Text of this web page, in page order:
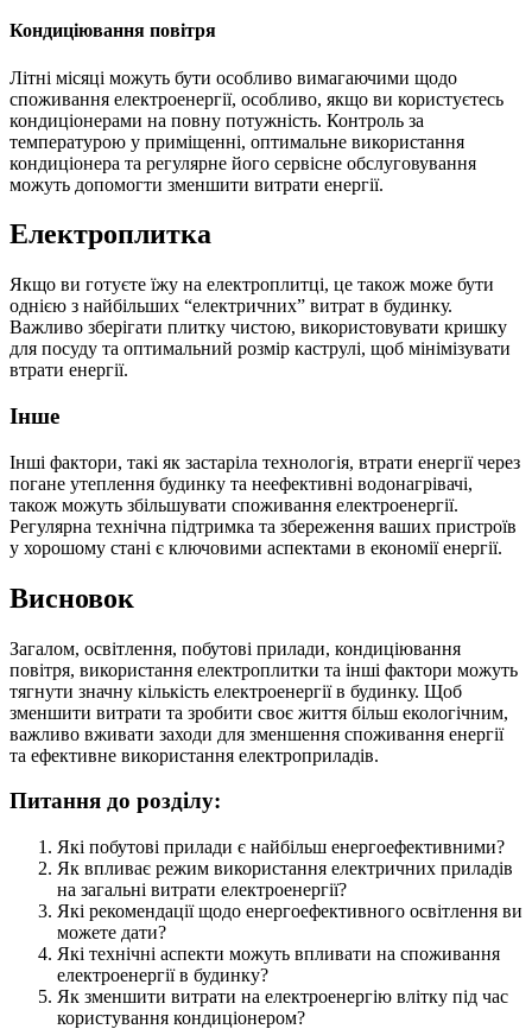
Кондиціювання повітря
Літні місяці можуть бути особливо вимагаючими щодо
споживання електроенергії, особливо, якщо ви користуєтесь
кондиціонерами на повну потужність. Контроль за
температурою у приміщенні, оптимальне використання
кондиціонера та регулярне його сервісне обслуговування
можуть допомогти зменшити витрати енергії.
Електроплитка
Якщо ви готуєте їжу на електроплитці, це також може бути
однією з найбільших “електричних” витрат в будинку.
Важливо зберігати плитку чистою, використовувати кришку
для посуду та оптимальний розмір каструлі, щоб мінімізувати
втрати енергії.
Інше
Інші фактори, такі як застаріла технологія, втрати енергії через
погане утеплення будинку та неефективні водонагрівачі,
також можуть збільшувати споживання електроенергії.
Регулярна технічна підтримка та збереження ваших пристроїв
у хорошому стані є ключовими аспектами в економії енергії.
Висновок
Загалом, освітлення, побутові прилади, кондиціювання
повітря, використання електроплитки та інші фактори можуть
тягнути значну кількість електроенергії в будинку. Щоб
зменшити витрати та зробити своє життя більш екологічним,
важливо вживати заходи для зменшення споживання енергії
та ефективне використання електроприладів.
Питання до розділу:
Які побутові прилади є найбільш енергоефективними?
Як впливає режим використання електричних приладів
на загальні витрати електроенергії?
Які рекомендації щодо енергоефективного освітлення ви
можете дати?
Які технічні аспекти можуть впливати на споживання
електроенергії в будинку?
Як зменшити витрати на електроенергію влітку під час
користування кондиціонером?